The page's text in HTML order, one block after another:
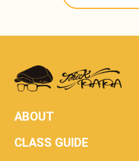
ABOUT
CLASS GUIDE